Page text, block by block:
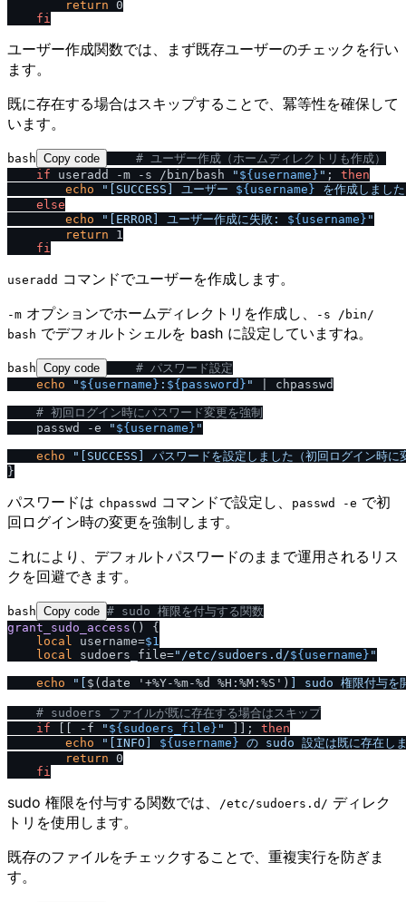
return 0
fi
ユーザー作成関数では、まず既存ユーザーのチェックを行い
ます。
既に存在する場合はスキップすることで、冪等性を確保して
います。
bash Copy code
# ユーザー作成（ホームディレクトリも作成）
if useradd -m -s /bin/bash " ${username} " ; then
echo
"[SUCCESS] ユーザー ${username} を作成しまし
else
echo
"[ERROR] ユーザー作成に失敗: ${username} "
return 1
fi
useradd コマンドでユーザーを作成します。
-m オプションでホームディレクトリを作成し、
-s ​/​bin​/​
bash でデフォルトシェルを bash に設定していますね。
bash Copy code
# パスワード設定
echo
" ${username} : ${password} " | chpasswd
# 初回ログイン時にパスワード変更を強制
    passwd -e
" ${username} "
echo
"[SUCCESS] パスワードを設定しました（初回ログイン時に
パスワードは chpasswd コマンドで設定し、 passwd -e で初
回ログイン時の変更を強制します。
これにより、デフォルトパスワードのままで運用されるリス
クを回避できます。
bash Copy code # sudo 権限を付与する関数
grant_sudo_access () {
local username=$1
local sudoers_file=" /etc/sudoers.d /${username} "
echo "[ $(date '+%Y-%m-%d %H:%M:%S') ] sudo 権限付与
# sudoers ファイルが既に存在する場合はスキップ
if [[ -f " ${sudoers_file} " ]]; then
echo
"[INFO] ${username} の sudo 設定は既に存在し
return 0
fi
sudo 権限を付与する関数では、 ​/​etc​/​sudoers.d​/​ ディレク
トリを使用します。
既存のファイルをチェックすることで、重複実行を防ぎま
す。